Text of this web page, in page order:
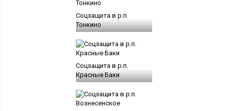
Соцзащита в р.п.
Тонкино
Соцзащита в р.п.
Красные Баки